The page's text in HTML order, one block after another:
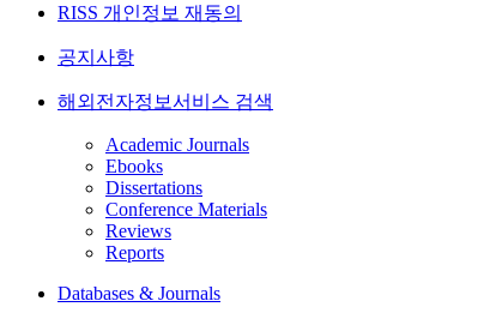
RISS 개인정보 재동의
공지사항
해외전자정보서비스 검색
Academic Journals
Ebooks
Dissertations
Conference Materials
Reviews
Reports
Databases & Journals